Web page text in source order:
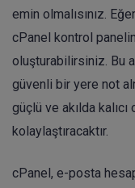
emin olmalısınız.
cPanel kontrol
oluşturabilirsiniz. Bu
güvenli bir yere not
güçlü ve akılda
kolaylaştıracaktır.
cPanel, e-posta